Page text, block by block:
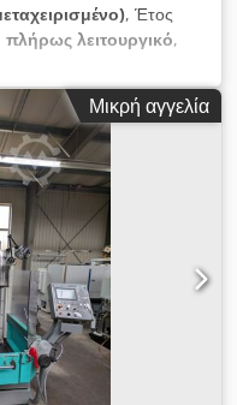
, Έτος
πλήρως λειτουργικό,
άξονα Y:
700 χιλ.,
τιμή - εγγυημένη
κατεργασίας με
τραπέζι
μετακίνησης x-
Dcodpfx Aaezb Uz Dshsk
τραπεζιού: 700 x 500
SK/ISO Στροφές
ατράκτου: 12 kW
min Έλεγχος:
ΜΗΧΑΝΗΜΑΤΟΣ
Βάρος μηχανήματος: περ.
x 2 x 2 m
Μικρή αγγελία